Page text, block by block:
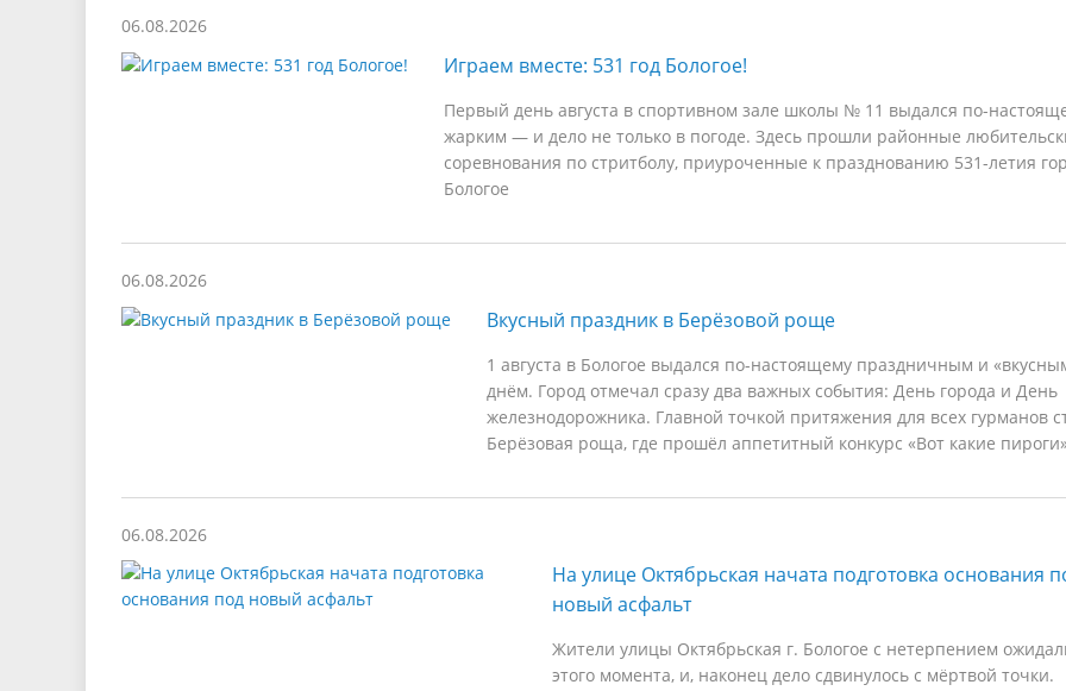
06.08.2026
Играем вместе: 531 год Бологое!
Первый день августа в спортивном зале школы № 11 выдался по-
жарким — и дело не только в погоде. Здесь прошли районные
соревнования по стритболу, приуроченные к празднованию 531-летия
Бологое
06.08.2026
Вкусный праздник в Берёзовой роще
1 августа в Бологое выдался по-настоящему праздничным и
днём. Город отмечал сразу два важных события: День города и День
железнодорожника. Главной точкой притяжения для всех гурманов
Берёзовая роща, где прошёл аппетитный конкурс «Вот какие
06.08.2026
На улице Октябрьская начата подготовка основания
новый асфальт
Жители улицы Октябрьская г. Бологое с нетерпением
этого момента, и, наконец дело сдвинулось с мёртвой точки.